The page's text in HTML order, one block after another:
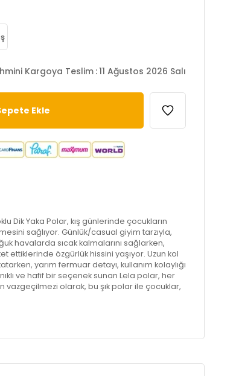
Kargoya Teslim :11 Ağustos 2026 Salı
Dik Yaka Polar, kış günlerinde çocukların
sağlıyor. Günlük/casual giyim tarzıyla,
havalarda sıcak kalmalarını sağlarken,
ettiklerinde özgürlük hissini yaşıyor. Uzun kol
yarım fermuar detayı, kullanım kolaylığı
ve hafif bir seçenek sunan Lela polar, her
vazgeçilmezi olarak, bu şık polar ile çocuklar,